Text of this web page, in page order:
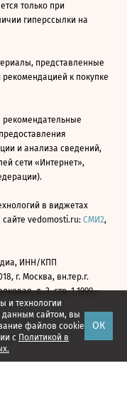
и технологии
данным сайтом, вы
файлов cookie
с Политикой в
ОК
только при
гиперссылки на
представленные
к покупке
и анализа сведений,
сети «Интернет»,
в виджетах
vedomosti.ru: СМИ2,
ИНН/КПП
г. Москва, вн.тер.г.
д. 3, стр. 1 1999—